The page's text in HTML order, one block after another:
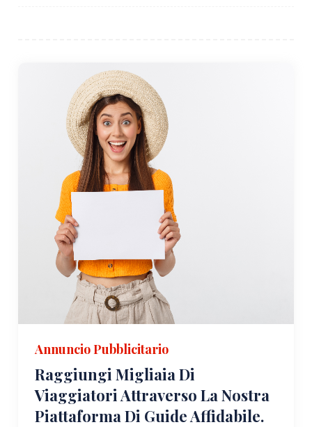
Annuncio Pubblicitario
Raggiungi Migliaia Di
Viaggiatori Attraverso La Nostra
Piattaforma Di Guide Affidabile.